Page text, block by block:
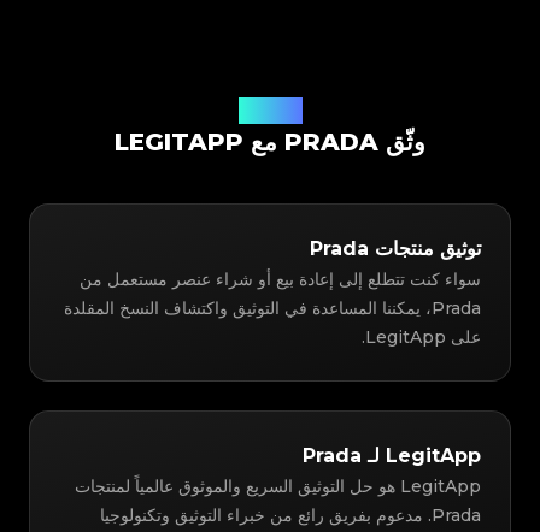
وثّق PRADA مع LEGITAPP
توثيق منتجات Prada
سواء كنت تتطلع إلى إعادة بيع أو شراء عنصر مستعمل من
Prada، يمكننا المساعدة في التوثيق واكتشاف النسخ المقلدة
على LegitApp.
LegitApp لـ Prada
LegitApp هو حل التوثيق السريع والموثوق عالمياً لمنتجات
Prada. مدعوم بفريق رائع من خبراء التوثيق وتكنولوجيا